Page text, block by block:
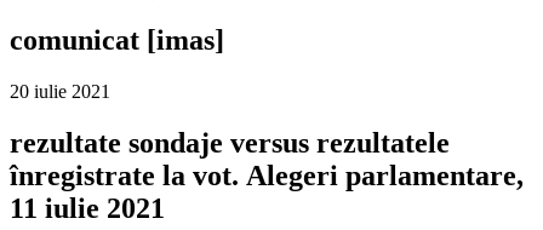
comunicat [imas]
20 iulie 2021
rezultate sondaje versus rezultatele
înregistrate la vot. Alegeri parlamentare,
11 iulie 2021